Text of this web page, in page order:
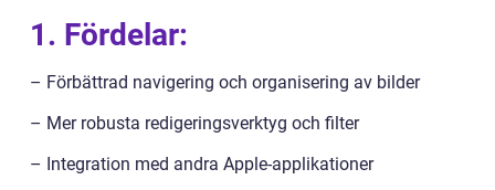
1. Fördelar:
– Förbättrad navigering och organisering av bilder
– Mer robusta redigeringsverktyg och filter
– Integration med andra Apple-applikationer